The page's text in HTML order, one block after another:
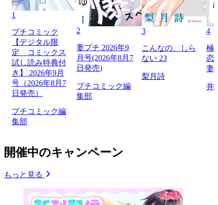
1
プチコミック
【デジタル限
定 コミックス
試し読み特典付
き】 2026年9月
号（2026年8月7
日発売）
プチコミック編
集部
2
妻プチ 2026年9
月号(2026年8月7
日発売)
プチコミック編
集部
3
こんなの、しら
ない 23
梨月詩
4
極
恋
妻
井
開催中のキャンペーン
もっと見る